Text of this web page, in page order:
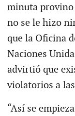
minuta provino
no se le hizo
que la Oficina
Naciones
advirtió que
violatorios a
“Así se